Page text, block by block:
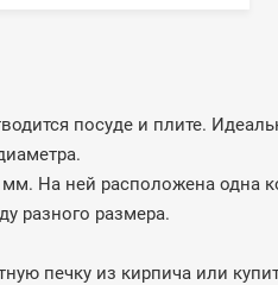
посуде и плите.
На ней расположена одна
разного размера.
печку из кирпича или